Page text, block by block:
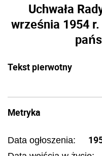
Uchwała
września 1954
Tekst pierwotny
Metryka
Data ogłoszenia: